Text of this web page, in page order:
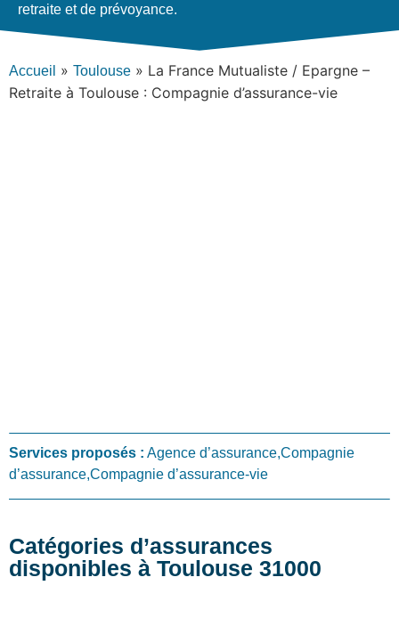
retraite et de prévoyance.
Accueil » Toulouse » La France Mutualiste / Epargne –
Retraite à Toulouse : Compagnie d’assurance-vie
Services proposés : Agence d’assurance,Compagnie
d’assurance,Compagnie d’assurance-vie
Catégories d’assurances
disponibles à Toulouse 31000